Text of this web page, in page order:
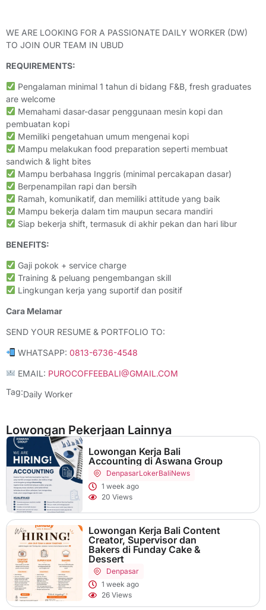
WE ARE LOOKING FOR A PASSIONATE DAILY WORKER (DW)
TO JOIN OUR TEAM IN UBUD
REQUIREMENTS:
Pengalaman minimal 1 tahun di bidang F&B, fresh graduates
are welcome
Memahami dasar-dasar penggunaan mesin kopi dan
pembuatan kopi
Memiliki pengetahuan umum mengenai kopi
Mampu melakukan food preparation seperti membuat
sandwich & light bites
Mampu berbahasa Inggris (minimal percakapan dasar)
Berpenampilan rapi dan bersih
Ramah, komunikatif, dan memiliki attitude yang baik
Mampu bekerja dalam tim maupun secara mandiri
Siap bekerja shift, termasuk di akhir pekan dan hari libur
BENEFITS:
Gaji pokok + service charge
Training & peluang pengembangan skill
Lingkungan kerja yang suportif dan positif
Cara Melamar
SEND YOUR RESUME & PORTFOLIO TO:
WHATSAPP: 0813-6736-4548
EMAIL: PUROCOFFEEBALI@GMAIL.COM
Tag:Daily Worker
Lowongan Pekerjaan Lainnya
Lowongan Kerja Bali
Accounting di Aswana Group
DenpasarLokerBaliNews
1 week ago
20 Views
Lowongan Kerja Bali Content
Creator, Supervisor dan
Bakers di Funday Cake &
Dessert
Denpasar
1 week ago
26 Views